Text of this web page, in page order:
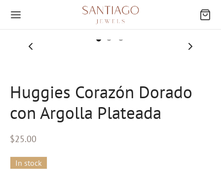
Huggies Corazón Dorado
con Argolla Plateada
$25.00
In stock
Atrás